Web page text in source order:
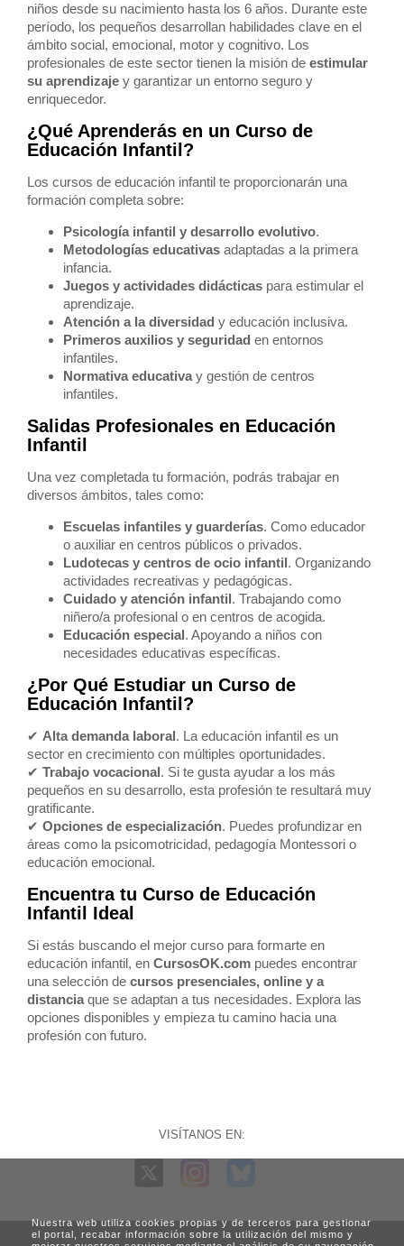
niños desde su nacimiento hasta los 6 años. Durante este
período, los pequeños desarrollan habilidades clave en el
ámbito social, emocional, motor y cognitivo. Los
profesionales de este sector tienen la misión deestimular
su aprendizaje y garantizar un entorno seguro y
enriquecedor.
¿Qué Aprenderás en un Curso de
Educación Infantil?
Los cursos de educación infantil te proporcionarán una
formación completa sobre:
Psicología infantil y desarrollo evolutivo.
Metodologías educativas adaptadas a la primera
infancia.
Juegos y actividades didácticas para estimular el
aprendizaje.
Atención a la diversidad y educación inclusiva.
Primeros auxilios y seguridad en entornos
infantiles.
Normativa educativa y gestión de centros
infantiles.
Salidas Profesionales en Educación
Infantil
Una vez completada tu formación, podrás trabajar en
diversos ámbitos, tales como:
Escuelas infantiles y guarderías. Como educador
o auxiliar en centros públicos o privados.
Ludotecas y centros de ocio infantil. Organizando
actividades recreativas y pedagógicas.
Cuidado y atención infantil. Trabajando como
niñero/a profesional o en centros de acogida.
Educación especial. Apoyando a niños con
necesidades educativas específicas.
¿Por Qué Estudiar un Curso de
Educación Infantil?
✔ Alta demanda laboral. La educación infantil es un
sector en crecimiento con múltiples oportunidades.
✔Trabajo vocacional. Si te gusta ayudar a los más
pequeños en su desarrollo, esta profesión te resultará muy
gratificante.
✔Opciones de especialización. Puedes profundizar en
áreas como la psicomotricidad, pedagogía Montessori o
educación emocional.
Encuentra tu Curso de Educación
Infantil Ideal
Si estás buscando el mejor curso para formarte en
educación infantil, enCursosOK.com puedes encontrar
una selección decursos presenciales, online y a
distancia que se adaptan a tus necesidades. Explora las
opciones disponibles y empieza tu camino hacia una
profesión con futuro.
VISÍTANOS EN:
Nuestra web utiliza cookies propias y de terceros para gestionar
el portal, recabar información sobre la utilización del mismo y